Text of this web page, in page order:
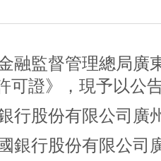
融監督管理總局廣
可證》，現予以公
行股份有限公司廣
銀行股份有限公司